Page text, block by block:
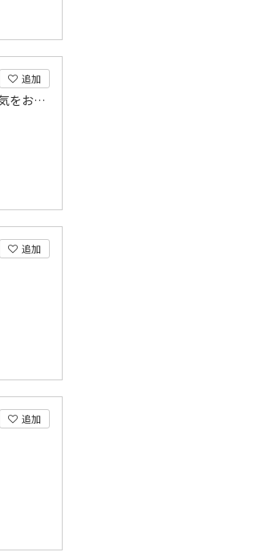
追加
親しい方と、お友達と、ご家族と気軽にハワイの料理と雰囲気をお楽しみください。
追加
追加